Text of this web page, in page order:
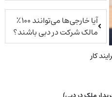
آیا خارجی‌ها می‌توانند ۱۰۰٪
در دبی باشند؟